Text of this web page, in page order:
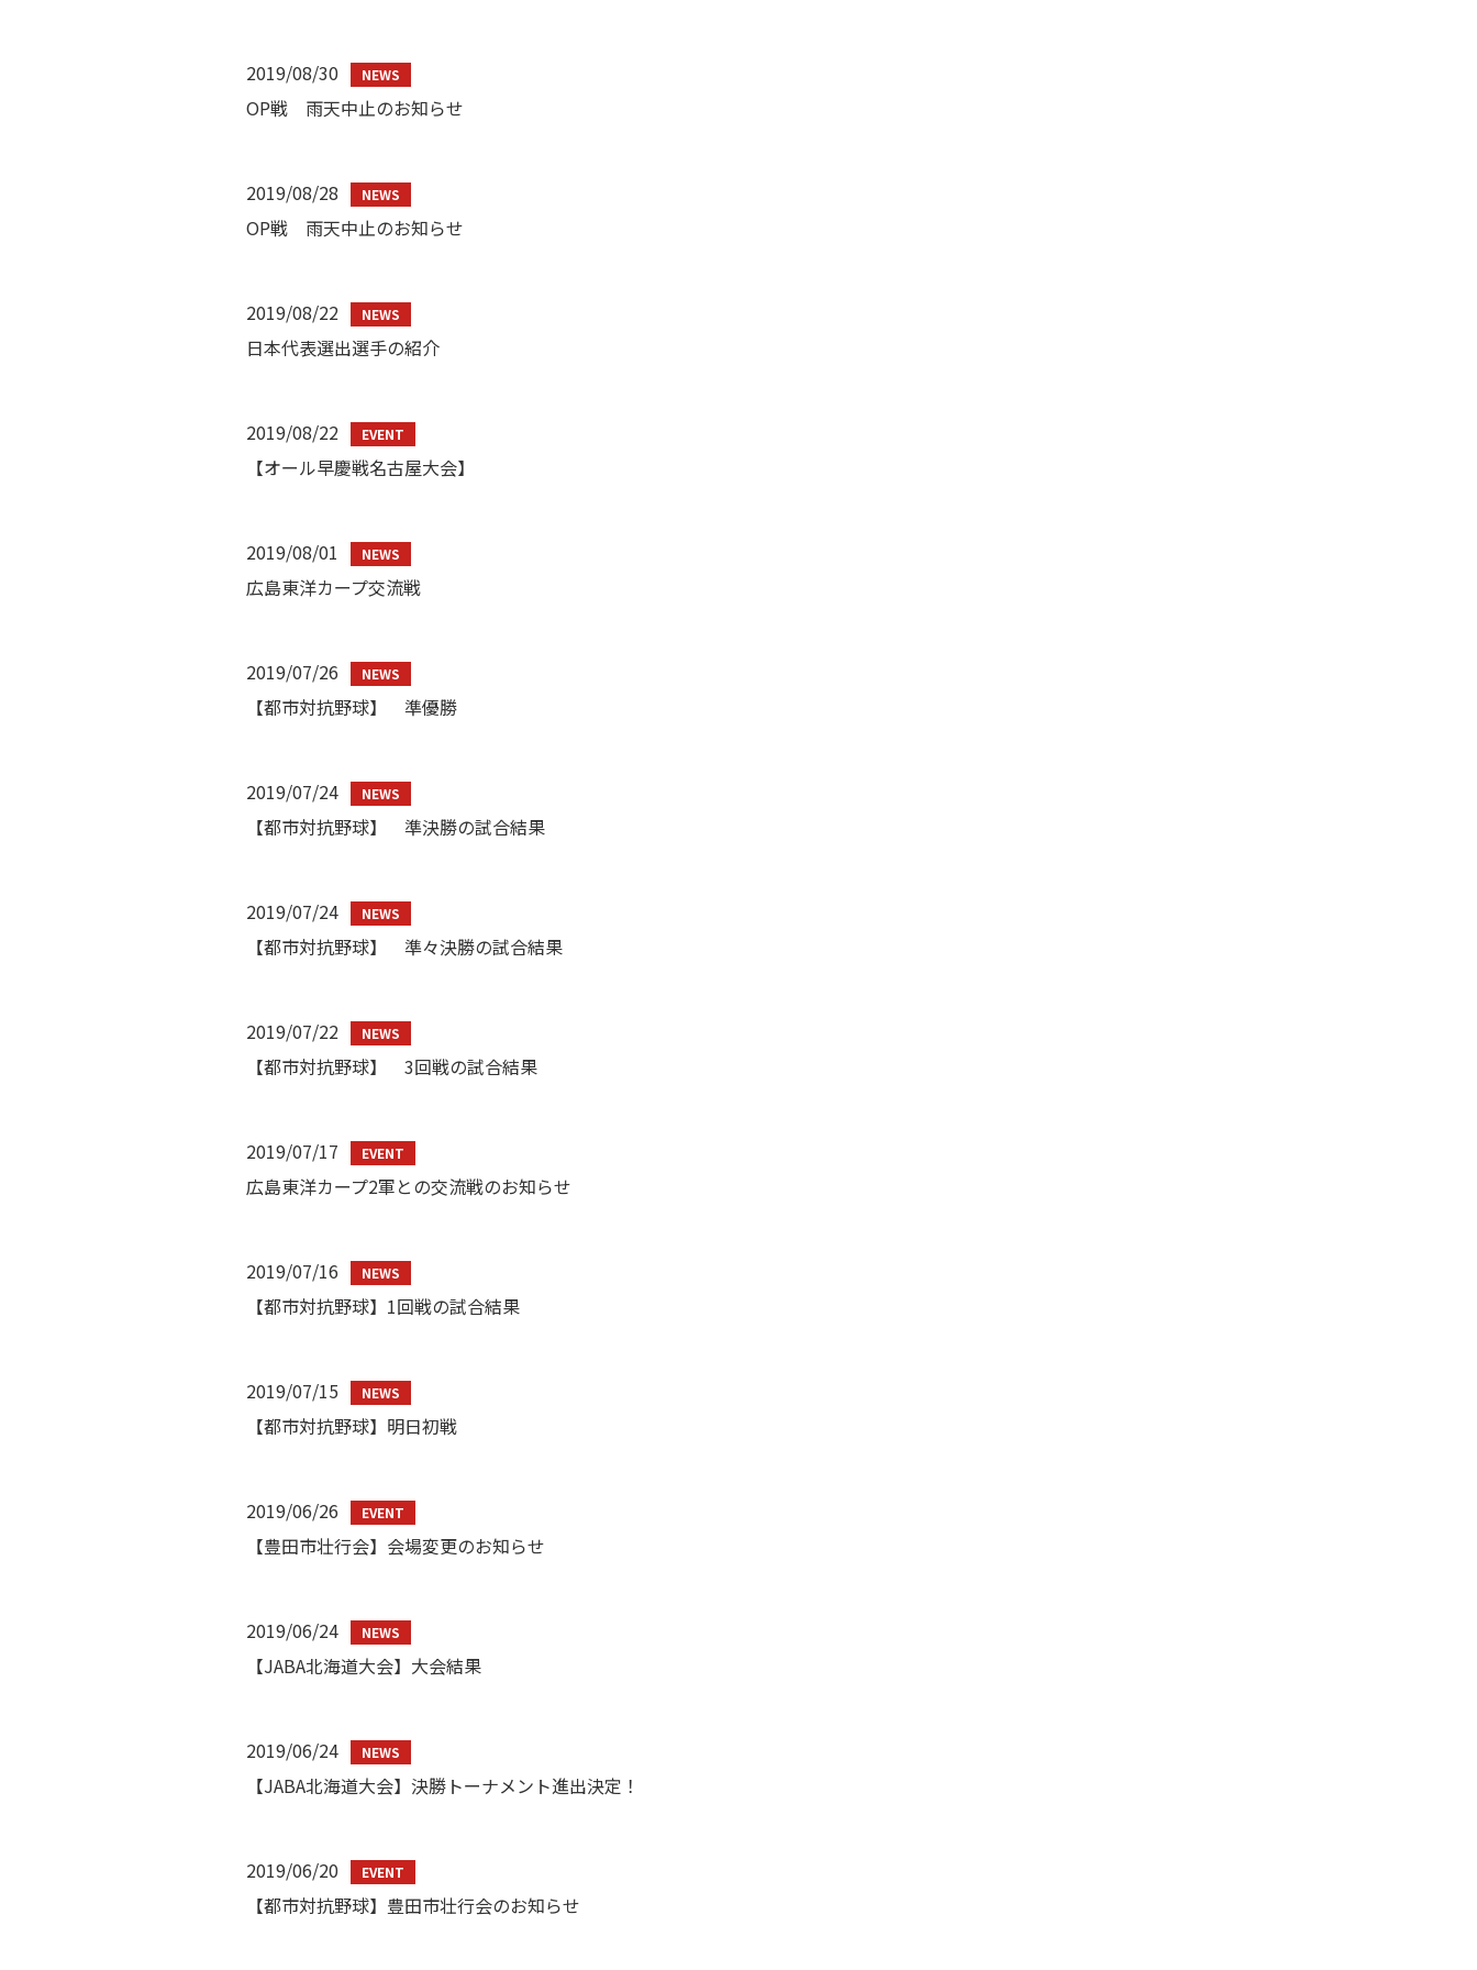
2019/08/30
OP戦 雨天中止のお知らせ
2019/08/28
OP戦 雨天中止のお知らせ
2019/08/22
日本代表選出選手の紹介
2019/08/22
【オール早慶戦名古屋大会】
2019/08/01
広島東洋カープ交流戦
2019/07/26
【都市対抗野球】 準優勝
2019/07/24
【都市対抗野球】 準決勝の試合結果
2019/07/24
【都市対抗野球】 準々決勝の試合結果
2019/07/22
【都市対抗野球】 3回戦の試合結果
2019/07/17
広島東洋カープ2軍との交流戦のお知らせ
2019/07/16
【都市対抗野球】1回戦の試合結果
2019/07/15
【都市対抗野球】明日初戦
2019/06/26
【豊田市壮行会】会場変更のお知らせ
2019/06/24
【JABA北海道大会】大会結果
2019/06/24
【JABA北海道大会】決勝トーナメント進出決定！
2019/06/20
【都市対抗野球】豊田市壮行会のお知らせ